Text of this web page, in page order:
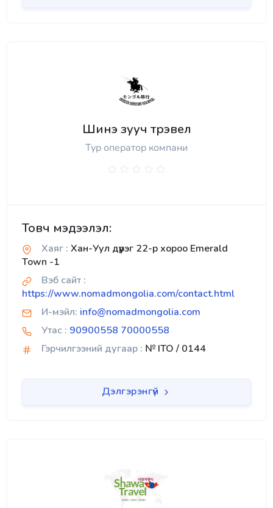
Шинэ зууч трэвел
Тур оператор компани
Товч мэдээлэл:
Хаяг : Хан-Уул дүүрэг 22-р хороо Emerald
Town -1
Вэб сайт :
https://www.nomadmongolia.com/contact.html
И-мэйл: info@nomadmongolia.com
Утас : 90900558 70000558
Гэрчилгээний дугаар : № ITO / 0144
Дэлгэрэнгүй